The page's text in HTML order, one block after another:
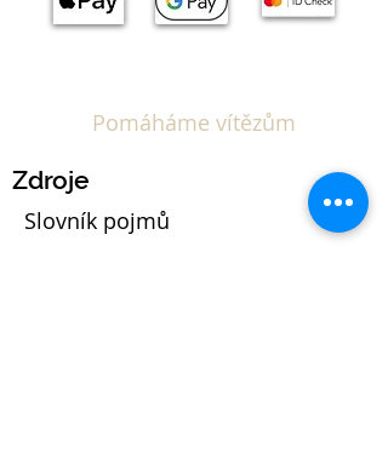
Pomáháme vítězům
Zdroje
Slovník pojmů